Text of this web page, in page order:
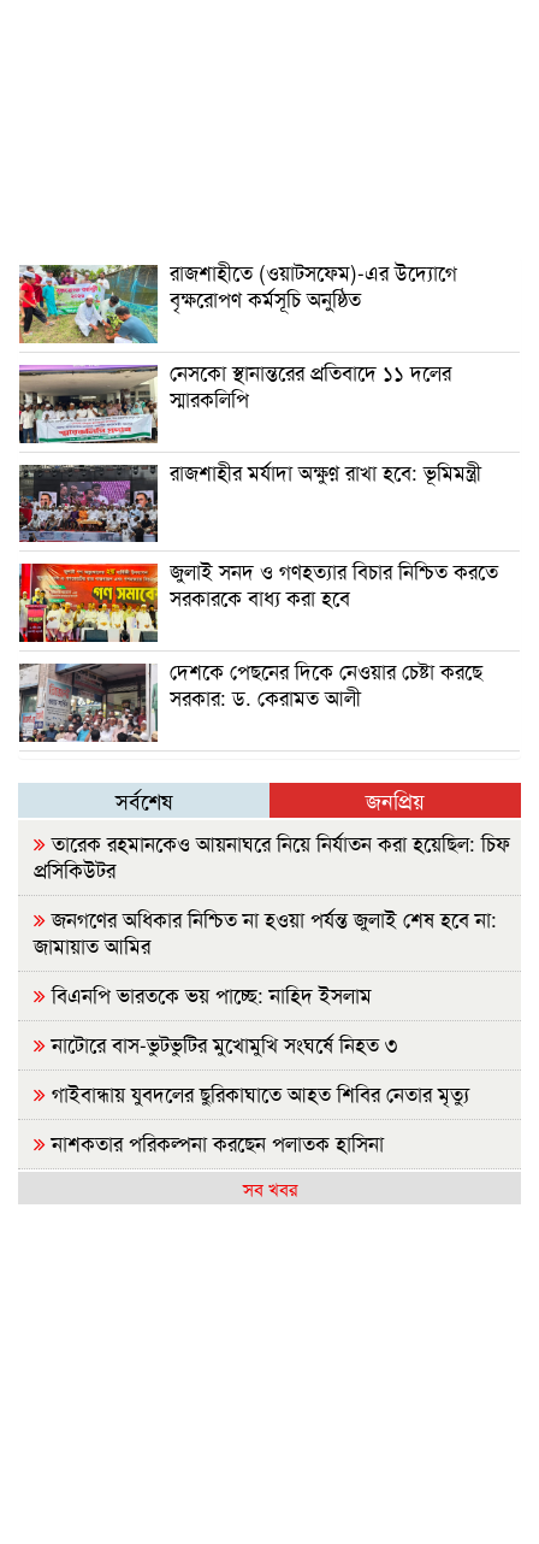
রাজশাহীতে (ওয়াটসফেম)-এর উদ্যোগে
বৃক্ষরোপণ কর্মসূচি অনুষ্ঠিত
নেসকো স্থানান্তরের প্রতিবাদে ১১ দলের
স্মারকলিপি
রাজশাহীর মর্যাদা অক্ষুণ্ন রাখা হবে: ভূমিমন্ত্রী
জুলাই সনদ ও গণহত্যার বিচার নিশ্চিত করতে
সরকারকে বাধ্য করা হবে
দেশকে পেছনের দিকে নেওয়ার চেষ্টা করছে
সরকার: ড. কেরামত আলী
সর্বশেষ জনপ্রিয়
তারেক রহমানকেও আয়নাঘরে নিয়ে নির্যাতন করা হয়েছিল: চিফ
প্রসিকিউটর
জনগণের অধিকার নিশ্চিত না হওয়া পর্যন্ত জুলাই শেষ হবে না:
জামায়াত আমির
বিএনপি ভারতকে ভয় পাচ্ছে: নাহিদ ইসলাম
নাটোরে বাস-ভুটভুটির মুখোমুখি সংঘর্ষে নিহত ৩
গাইবান্ধায় যুবদলের ছুরিকাঘাতে আহত শিবির নেতার মৃত্যু
নাশকতার পরিকল্পনা করছেন পলাতক হাসিনা
ভারতে যেভাবে দিন কাটাচ্ছেন পলাতক আ.লীগ নেতারা
সব খবর